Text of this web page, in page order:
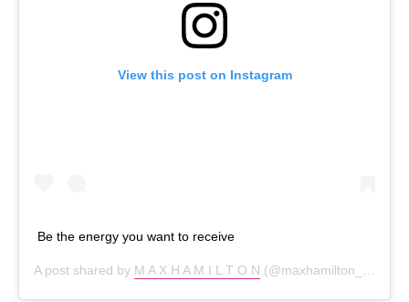
View this post on Instagram
Be the energy you want to receive
A post shared by M A X H A M I L T O N (@maxhamilton_) on